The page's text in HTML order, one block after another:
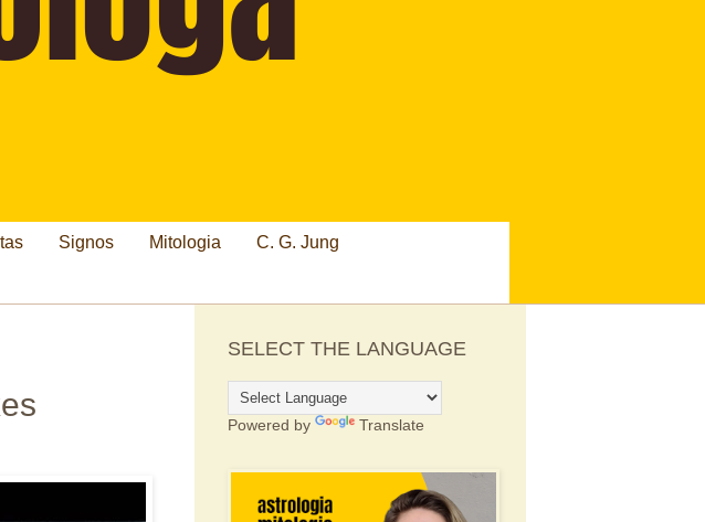
Signos Mitologia C. G. Jung
SELECT THE LANGUAGE
Powered by Translate